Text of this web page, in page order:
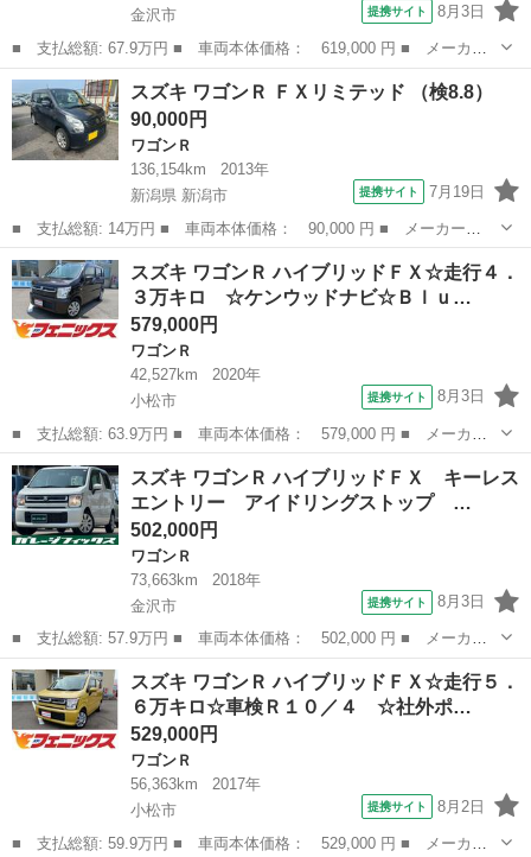
金沢市
提携サイト 8月3日
■ 支払総額: 67.9万円 ■ 車両本体価格： 619,000 円 ■ メーカー
名： スズキ ■ 車種名： ワゴンＲ ■ グレード名： ＦＡ ☆ケ
ンウッドナビ☆Ｂｌｕｅｔｏｏｔｈ☆ＵＳＢ☆バックカメラ☆ＥＴＣ
☆ドライブレ...
石川 金沢市 ワゴンＲ
スズキ ワゴンＲ ＦＸリミテッド （検8.8）
90,000円
ワゴンＲ
136,154km
2013年
新潟県 新潟市
提携サイト 7月19日
■ 支払総額: 14万円 ■ 車両本体価格： 90,000 円 ■ メーカー
名： スズキ ■ 車種名： ワゴンＲ ■ グレード名： ＦＸリミテ
ッド ■ 排気量： 660cc ■ ドア枚数： 5D ■ ミッション： CVT
新潟 新潟市 ワゴンＲ
スズキ ワゴンＲ ハイブリッドＦＸ☆走行４．
３万キロ ☆ケンウッドナビ☆Ｂｌｕ…
579,000円
ワゴンＲ
42,527km
2020年
小松市
提携サイト 8月3日
■ 支払総額: 63.9万円 ■ 車両本体価格： 579,000 円 ■ メーカー
名： スズキ ■ 車種名： ワゴンＲ ■ グレード名： ハイブリッ
ドＦＸ☆走行４．３万キロ ☆ケンウッドナビ☆Ｂｌｕｅｔｏｏｔｈ
☆バックカメ...
石川 小松市 ワゴンＲ
スズキ ワゴンＲ ハイブリッドＦＸ キーレス
エントリー アイドリングストップ …
502,000円
ワゴンＲ
73,663km
2018年
金沢市
提携サイト 8月3日
■ 支払総額: 57.9万円 ■ 車両本体価格： 502,000 円 ■ メーカー
名： スズキ ■ 車種名： ワゴンＲ ■ グレード名： ハイブリッ
ドＦＸ キーレスエントリー アイドリングストップ ＣＶＴ 盗難
防止システム...
石川 金沢市 ワゴンＲ
スズキ ワゴンＲ ハイブリッドＦＸ☆走行５．
６万キロ☆車検Ｒ１０／４ ☆社外ポ…
529,000円
ワゴンＲ
56,363km
2017年
小松市
提携サイト 8月2日
■ 支払総額: 59.9万円 ■ 車両本体価格： 529,000 円 ■ メーカー